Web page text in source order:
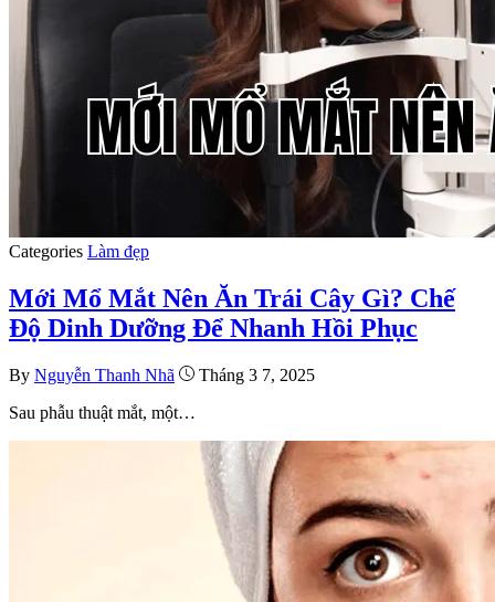
Categories Làm đẹp
Mới Mổ Mắt Nên Ăn Trái Cây Gì? Chế
Độ Dinh Dưỡng Để Nhanh Hồi Phục
By Nguyễn Thanh Nhã
Tháng 3 7, 2025
Sau phẫu thuật mắt, một…